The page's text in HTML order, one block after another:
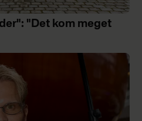
"Det kom meget